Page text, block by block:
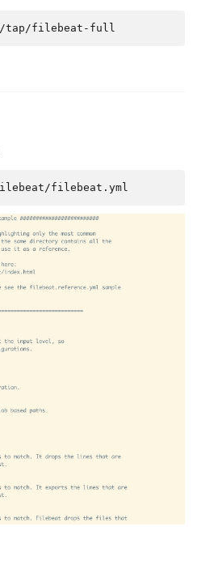
tap/filebeat-full
filebeat.yml